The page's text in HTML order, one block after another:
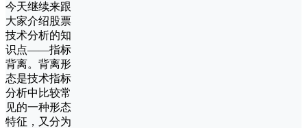
今天继续来跟
大家介绍股票
技术分析的知
识点——指标
背离。背离形
态是技术指标
分析中比较常
见的一种形态
特征，又分为